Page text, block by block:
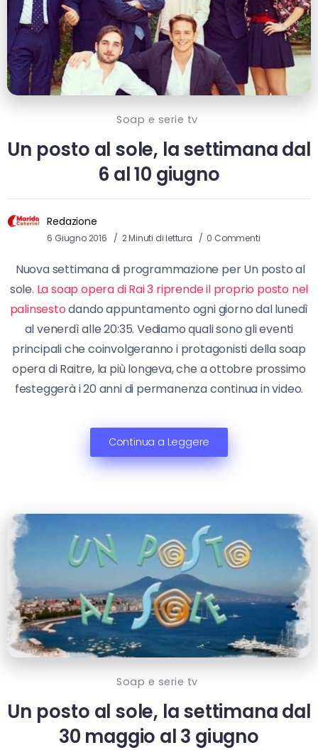
Soap e serie tv
Un posto al sole, la settimana dal
6 al 10 giugno
Redazione
6 Giugno 2016 2 Minuti di lettura 0 Commenti
Nuova settimana di programmazione per Un posto al
sole. La soap opera di Rai 3 riprende il proprio posto nel
palinsestodando appuntamento ogni giorno dal lunedì
al venerdì alle 20:35. Vediamo quali sono gli eventi
principali che coinvolgeranno i protagonisti della soap
opera di Raitre, la più longeva, che a ottobre prossimo
festeggerà i 20 anni di permanenza continua in video.
Continua a Leggere
Soap e serie tv
Un posto al sole, la settimana dal
30 maggio al 3 giugno